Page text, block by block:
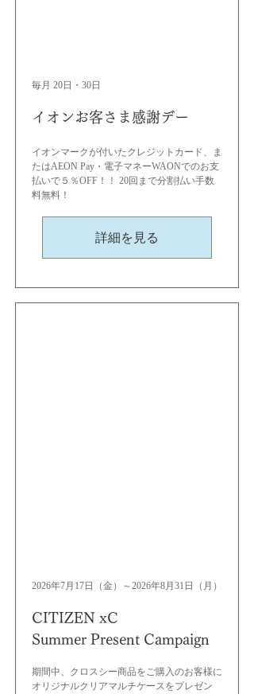
毎月 20日・30日
イオンお客さま感謝デー
イオンマークが付いたクレジットカード、ま
たはAEON Pay・電子マネーWAONでのお支
払いで５％OFF！！ 20回まで分割払い手数
料無料！
詳細を見る
2026年7月17日（金）～2026年8月31日（月）
CITIZEN xC
Summer Present Campaign
期間中、クロスシー商品をご購入のお客様に
オリジナルクリアマルチケースをプレゼン